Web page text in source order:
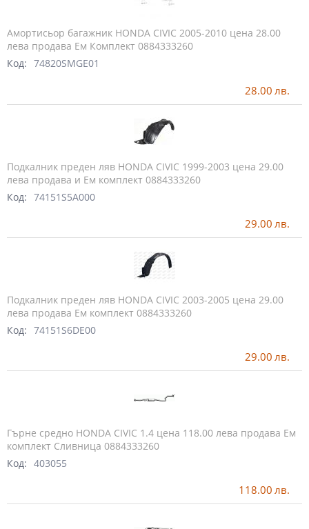
Амортисьор багажник HONDA CIVIC 2005-2010 цена 28.00
лева продава Ем Комплект 0884333260
Код: 74820SMGE01
28.00 лв.
Подкалник преден ляв HONDA CIVIC 1999-2003 цена 29.00
лева продава и Ем комплект 0884333260
Код: 74151S5A000
29.00 лв.
Подкалник преден ляв HONDA CIVIC 2003-2005 цена 29.00
лева продава Ем комплект 0884333260
Код: 74151S6DE00
29.00 лв.
Гърне средно HONDA CIVIC 1.4 цена 118.00 лева продава Ем
комплект Сливница 0884333260
Код: 403055
118.00 лв.